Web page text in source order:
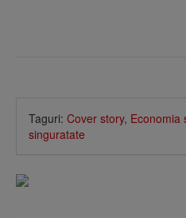
Taguri: Cover story, Economia
singuratate